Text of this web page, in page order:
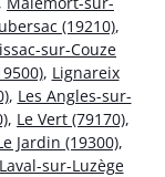
(19210),
sur-Couze
, Lignareix
, Les Angles-sur-
, Le Vert (79170),
Jardin (19300),
Laval-sur-Luzège